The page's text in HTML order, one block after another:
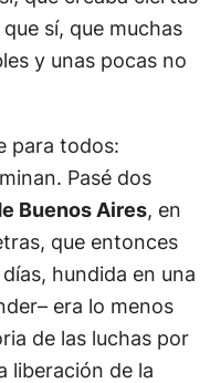
sí, que muchas
y unas pocas no
para todos:
Pasé dos
Buenos Aires, en
que entonces
hundida en una
era lo menos
de las luchas por
liberación de la